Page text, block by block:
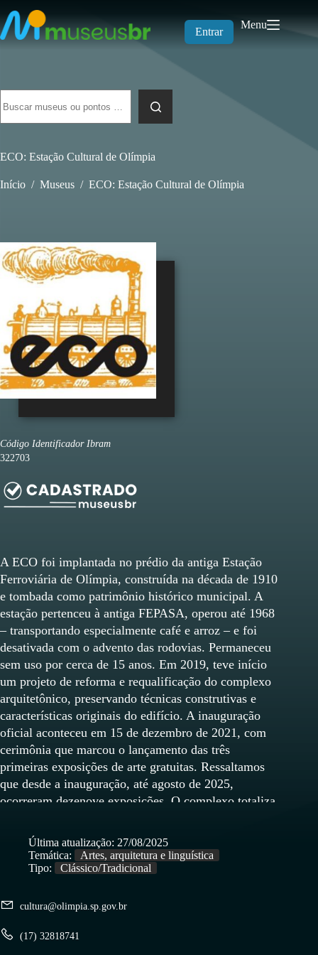
para
o
conteúdo
Entrar
Menu
resultados
ECO: Estação Cultural de Olímpia
Início / Museus / ECO: Estação Cultural de Olímpia
Código Identificador Ibram
322703
cultura@olimpia.sp.gov.br
(17) 32818741
A ECO foi implantada no prédio da antiga Estação
Ferroviária de Olímpia, construída na década de 1910
e tombada como patrimônio histórico municipal. A
estação pertenceu à antiga FEPASA, operou até 1968
– transportando especialmente café e arroz – e foi
desativada com o advento das rodovias. Permaneceu
sem uso por cerca de 15 anos. Em 2019, teve início
um projeto de reforma e requalificação do complexo
arquitetônico, preservando técnicas construtivas e
características originais do edifício. A inauguração
oficial aconteceu em 15 de dezembro de 2021, com
cerimônia que marcou o lançamento das três
primeiras exposições de arte gratuitas. Ressaltamos
que desde a inauguração, até agosto de 2025,
ocorreram dezenove exposições. O complexo totaliza
construída, distribuída em dois prédios: um térreo de
passageiros (transformado em galeria) e um galpão de
cargas (adaptado para o educativo). Abriga salas
alimentação, galeria de exposições, espaço para
se ainda a Maria Fumaça, locomotiva restaurada que
Última atualização: 27/08/2025
Temática:
Artes, arquitetura e linguística
Tipo:
Clássico/Tradicional